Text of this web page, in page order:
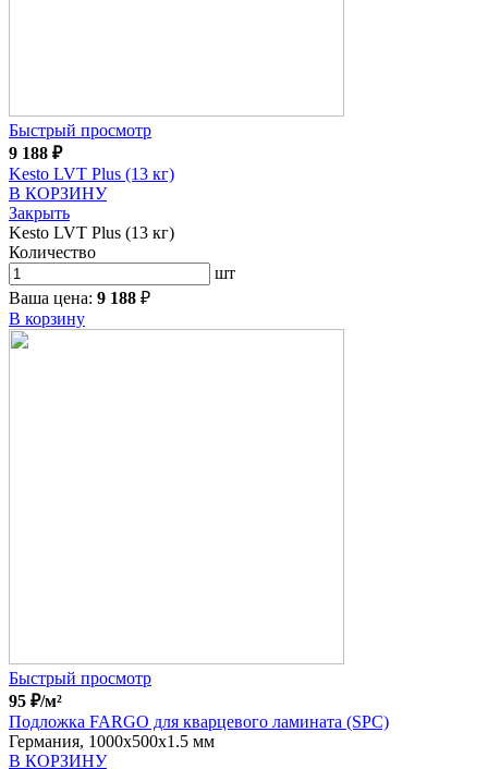
Быстрый просмотр
9 188 ₽
Kesto LVT Plus (13 кг)
В КОРЗИНУ
Закрыть
Kesto LVT Plus (13 кг)
Количество
шт
Ваша цена: 9 188 ₽
В корзину
Быстрый просмотр
95 ₽/м²
Подложка FARGO для кварцевого ламината (SPC)
Германия, 1000x500x1.5 мм
В КОРЗИНУ